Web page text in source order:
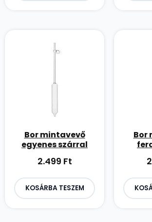
Bor mintavevő
egyenes szárral
2.499 Ft
KOSÁRBA TESZEM
Bor